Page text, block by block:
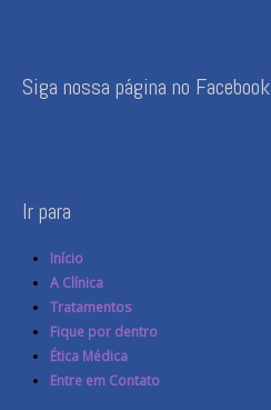
Siga nossa página no Facebook
Ir para
Início
A Clínica
Tratamentos
Fique por dentro
Ética Médica
Entre em Contato